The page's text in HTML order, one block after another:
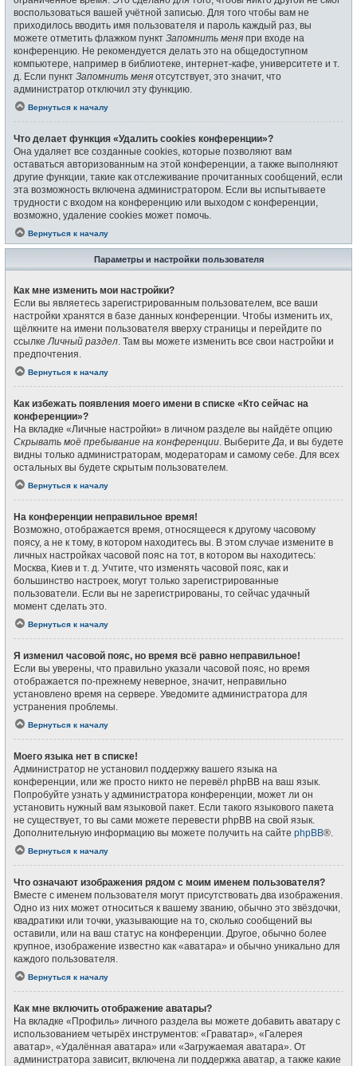
воспользоваться вашей учётной записью. Для того чтобы вам не
приходилось вводить имя пользователя и пароль каждый раз, вы
можете отметить флажком пункт Запомнить меня при входе на
конференцию. Не рекомендуется делать это на общедоступном
компьютере, например в библиотеке, интернет-кафе, университете и т.
д. Если пункт Запомнить меня отсутствует, это значит, что
администратор отключил эту функцию.
Вернуться к началу
Что делает функция «Удалить cookies конференции»?
Она удаляет все созданные cookies, которые позволяют вам
оставаться авторизованным на этой конференции, а также выполняют
другие функции, такие как отслеживание прочитанных сообщений, если
эта возможность включена администратором. Если вы испытываете
трудности с входом на конференцию или выходом с конференции,
возможно, удаление cookies может помочь.
Вернуться к началу
Параметры и настройки пользователя
Как мне изменить мои настройки?
Если вы являетесь зарегистрированным пользователем, все ваши
настройки хранятся в базе данных конференции. Чтобы изменить их,
щёлкните на имени пользователя вверху страницы и перейдите по
ссылкеЛичный раздел. Там вы можете изменить все свои настройки и
предпочтения.
Вернуться к началу
Как избежать появления моего имени в списке «Кто сейчас на
конференции»?
На вкладке «Личные настройки» в личном разделе вы найдёте опцию
Скрывать моё пребывание на конференции. ВыберитеДа, и вы будете
видны только администраторам, модераторам и самому себе. Для всех
остальных вы будете скрытым пользователем.
Вернуться к началу
На конференции неправильное время!
Возможно, отображается время, относящееся к другому часовому
поясу, а не к тому, в котором находитесь вы. В этом случае измените в
личных настройках часовой пояс на тот, в котором вы находитесь:
Москва, Киев и т. д. Учтите, что изменять часовой пояс, как и
большинство настроек, могут только зарегистрированные
пользователи. Если вы не зарегистрированы, то сейчас удачный
момент сделать это.
Вернуться к началу
Я изменил часовой пояс, но время всё равно неправильное!
Если вы уверены, что правильно указали часовой пояс, но время
отображается по-прежнему неверное, значит, неправильно
установлено время на сервере. Уведомите администратора для
устранения проблемы.
Вернуться к началу
Моего языка нет в списке!
Администратор не установил поддержку вашего языка на
конференции, или же просто никто не перевёл phpBB на ваш язык.
Попробуйте узнать у администратора конференции, может ли он
установить нужный вам языковой пакет. Если такого языкового пакета
не существует, то вы сами можете перевести phpBB на свой язык.
Дополнительную информацию вы можете получить на сайте phpBB®.
Вернуться к началу
Что означают изображения рядом с моим именем пользователя?
Вместе с именем пользователя могут присутствовать два изображения.
Одно из них может относиться к вашему званию, обычно это звёздочки,
квадратики или точки, указывающие на то, сколько сообщений вы
оставили, или на ваш статус на конференции. Другое, обычно более
крупное, изображение известно как «аватара» и обычно уникально для
каждого пользователя.
Вернуться к началу
Как мне включить отображение аватары?
На вкладке «Профиль» личного раздела вы можете добавить аватару с
использованием четырёх инструментов: «Граватар», «Галерея
аватар», «Удалённая аватара» или «Загружаемая аватара». От
администратора зависит, включена ли поддержка аватар, а также какие